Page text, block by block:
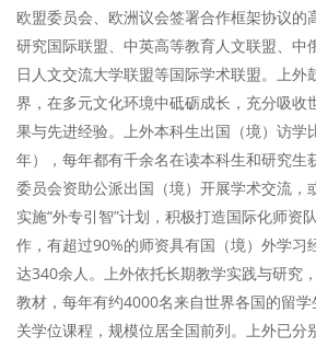
欧盟委员会、欧洲议会签署合作框架协议的
研究国际联盟、中英高等教育人文联盟、中
日人文交流大学联盟等国际学术联盟。上外
界，在多元文化环境中砥砺成长，充分吸收
果与先进经验。上外本科生出国（境）访学
年），每年都有千余名在读本科生和研究生
委员会资助公派出国（境）开展学术交流，
实施“外专引智”计划，积极打造国际化师资
作，有超过90%的师资具有国（境）外学习
达340余人。上外依托长期教学实践与研究
教材，每年有约4000名来自世界各国的留
关学位课程，规模位居全国前列。上外已分